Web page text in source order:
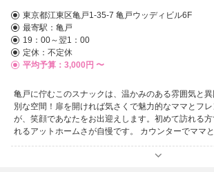
東京都江東区亀戸1-35-7 亀戸ウッディビル6F
最寄駅： 亀戸
19：00～翌1：00
定休：不定休
平均予算：3,000円 〜
亀戸に佇むこのスナックは、温かみのある雰囲気と
別な空間！扉を開ければ気さくで魅力的なママとフ
が、笑顔であなたをお出迎えします。初めて訪れる
れるアットホームさが自慢です。 カウンターでママとの会話を楽しんだ
す。カラオケ設備も整っており、音響の良さに感動し